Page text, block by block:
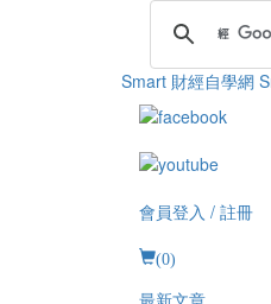
Smart 財經自學網
會員登入 / 註冊
(0)
最新文章